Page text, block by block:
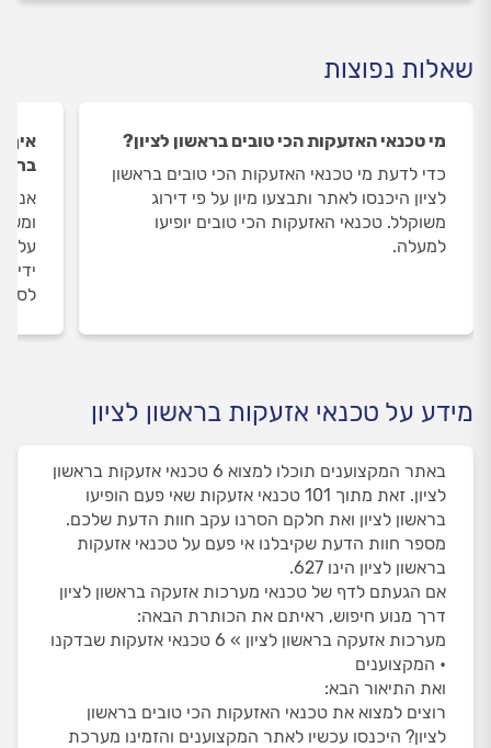
שאלות נפוצות
מי טכנאי האזעקות הכי טובים בראשון לציון?
כדי לדעת מי טכנאי האזעקות הכי טובים בראשון
לציון היכנסו לאתר ותבצעו מיון על פי דירוג
משוקלל. טכנאי האזעקות הכי טובים יופיעו
למעלה.
איך
על
ידי
מידע על טכנאי אזעקות בראשון לציון
באתר המקצוענים תוכלו למצוא 6 טכנאי אזעקות בראשון
לציון. זאת מתוך 101 טכנאי אזעקות שאי פעם הופיעו
בראשון לציון ואת חלקם הסרנו עקב חוות הדעת שלכם.
מספר חוות הדעת שקיבלנו אי פעם על טכנאי אזעקות
בראשון לציון הינו 627.
אם הגעתם לדף של טכנאי מערכות אזעקה בראשון לציון
דרך מנוע חיפוש, ראיתם את הכותרת הבאה:
מערכות אזעקה בראשון לציון » 6 טכנאי אזעקות שבדקנו
• המקצוענים
ואת התיאור הבא:
רוצים למצוא את טכנאי האזעקות הכי טובים בראשון
לציון? היכנסו עכשיו לאתר המקצוענים והזמינו מערכת